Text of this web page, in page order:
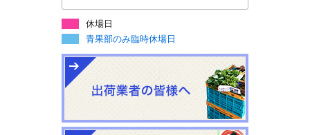
休場日
青果部のみ臨時休場日